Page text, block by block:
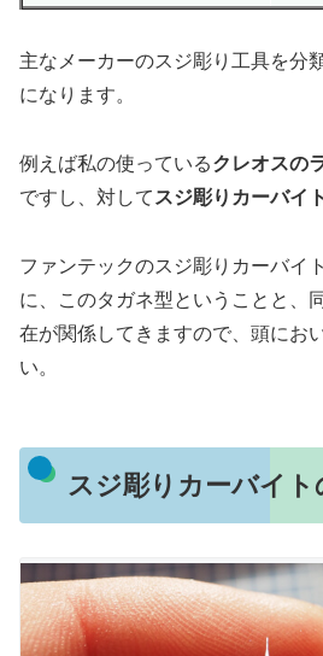
主なメーカーのスジ彫り工具を分
になります。
例えば私の使っているクレオスの
ですし、対して スジ彫りカーバイ
ファンテックのスジ彫りカーバイ
に、このタガネ型ということと、
在が関係してきますので、頭にお
い。
スジ彫りカーバイト